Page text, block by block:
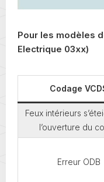
Pour les modèles
Electrique 03xx)
Codage
Feux intérieurs
l’ouverture du
Erreur ODB